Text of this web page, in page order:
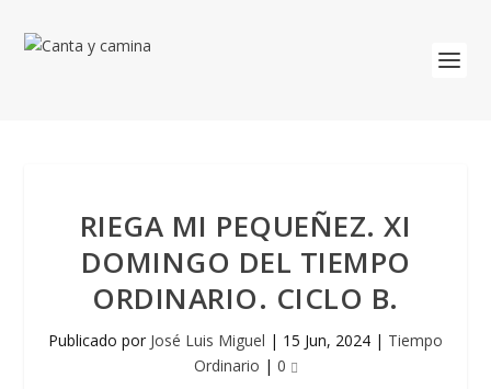
RIEGA MI PEQUEÑEZ. XI
DOMINGO DEL TIEMPO
ORDINARIO. CICLO B.
Publicado por José Luis Miguel | 15 Jun, 2024 | Tiempo
Ordinario | 0